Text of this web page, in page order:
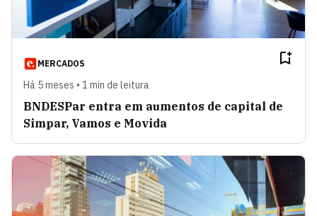
MERCADOS
Há 5 meses • 1 min de leitura
BNDESPar entra em aumentos de capital de
Simpar, Vamos e Movida